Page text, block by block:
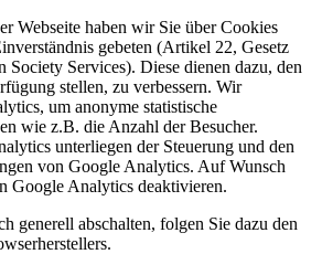
Webseite haben wir Sie über Cookies
gebeten (Artikel 22, Gesetz
Society Services). Diese dienen dazu, den
stellen, zu verbessern. Wir
um anonyme statistische
wie z.B. die Anzahl der Besucher.
unterliegen der Steuerung und den
von Google Analytics. Auf Wunsch
Google Analytics deaktivieren.
generell abschalten, folgen Sie dazu den